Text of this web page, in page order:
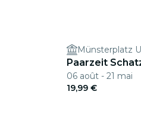
Münsterplatz
Paarzeit
06 août - 21 mai
19,99 €